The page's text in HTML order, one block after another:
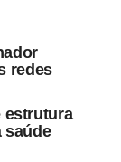
redes
estrutura
saúde